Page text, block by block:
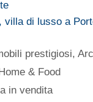
villa di lusso a
prestigiosi,
& Food
in vendita